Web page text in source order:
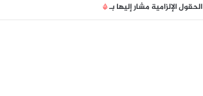
الحقول الإلزامية مشار إليها بـ*